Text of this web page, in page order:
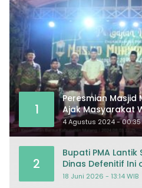
1
Peresmian Masjid
Ajak Masyarakat
Masjid
4 Agustus 2024 - 00:35
2
Bupati PMA
Dinas Defenitif Ini
18 Juni 2026 - 13:14 WIB